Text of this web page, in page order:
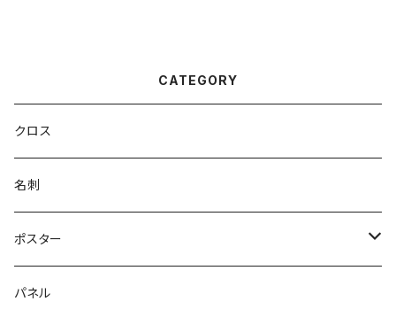
CATEGORY
クロス
名刺
ポスター
布地
パネル